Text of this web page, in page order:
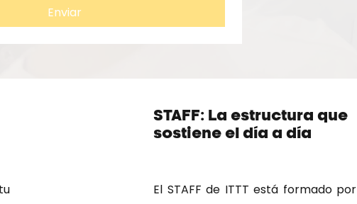
Enviar
STAFF: La estructura que
sostiene el día a día
El STAFF de ITTT está formado por